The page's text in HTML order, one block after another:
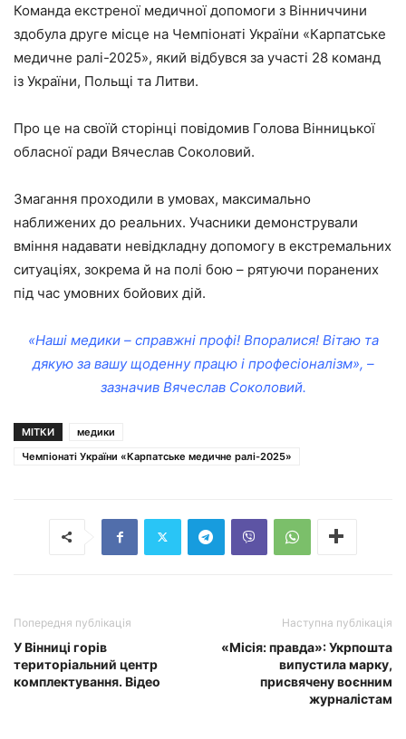
Команда екстреної медичної допомоги з Вінниччини
здобула друге місце на Чемпіонаті України «Карпатське
медичне ралі-2025», який відбувся за участі 28 команд
із України, Польщі та Литви.
Про це на своїй сторінці повідомив Голова Вінницької
обласної ради Вячеслав Соколовий.
Змагання проходили в умовах, максимально
наближених до реальних. Учасники демонстрували
вміння надавати невідкладну допомогу в екстремальних
ситуаціях, зокрема й на полі бою – рятуючи поранених
під час умовних бойових дій.
«Наші медики – справжні профі! Впоралися! Вітаю та
дякую за вашу щоденну працю і професіоналізм», –
зазначив Вячеслав Соколовий.
МІТКИ
медики
Чемпіонаті України «Карпатське медичне ралі-2025»
Попередня публікація
У Вінниці горів
територіальний центр
комплектування. Відео
Наступна публікація
«Місія: правда»: Укрпошта
випустила марку,
присвячену воєнним
журналістам